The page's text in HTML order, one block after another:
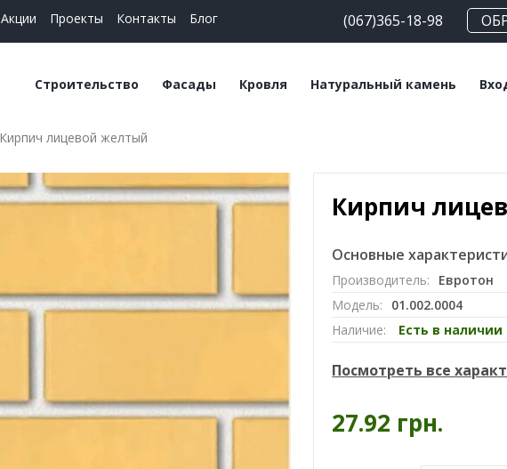
Акции Проекты Контакты Блог (067)365-18-98
Строительство
Керамические блоки
Строительные смеси
Фасады
Плитка ручной
формовки
Клинкерный
Кровля
Керамическая
черепица
Натуральный камень
Травертин
Мрамор
Кирпич лицевой желтый
Кирпич
Основные
Производитель:
Евротон
Модель:
01.002.0004
Наличие:
Есть в наличии
Посмотреть все
27.92 грн.